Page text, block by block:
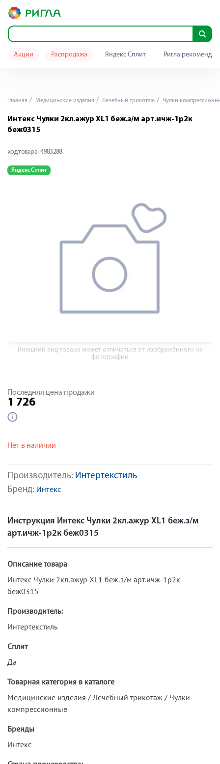
Акции Распродажа Яндекс Сплит Ригла
Главная Медицинские изделия Лечебный трикотаж Чулки
Интекс Чулки 2кл.ажур XL1 беж.з/м арт.ичж-1р2к
беж0315
код товара: 4983288
Яндекс Сплит
Внешний вид товара может отличаться от изображённого на
фотографии
Производитель: Интертекстиль
Бренд: Интекс
Последняя цена продажи
1 726
Нет в наличии
Инструкция Интекс Чулки 2кл.ажур XL1 беж.з/м
арт.ичж-1р2к беж0315
Описание товара
Интекс Чулки 2кл.ажур XL1 беж.з/м арт.ичж-1р2к
беж0315
Производитель:
Интертекстиль
Сплит
Да
Товарная категория в каталоге
Медицинские изделия / Лечебный трикотаж / Чулки
компрессионные
Бренды
Интекс